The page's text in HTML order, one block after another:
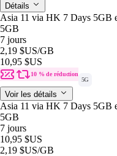
Détails
Asia 11 via HK 7 Days 5GB
5GB
7 jours
2,19 $US/GB
10,95 $US
10 % de réduction
5G
Voir les détails
Asia 11 via HK 7 Days 5GB
5GB
7 jours
10,95 $US
2,19 $US/GB